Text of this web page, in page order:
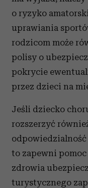
i reklam, aby
analizować ruch w
korzystasz z naszej
społecznościowym,
Partnerzy mogą
otrzymanymi od
korzystania z ich
o ryzyko
uprawiania
rodzicom może
polisy o
pokrycie
przez dzieci na
Jeśli dziecko
rozszerzyć
odpowiedzialność
to zapewni
zdrowia
turystycznego